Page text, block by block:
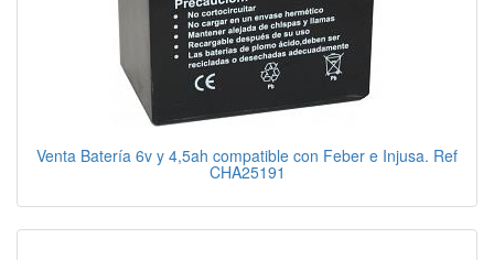
Venta Batería 6v y 4,5ah compatible con Feber e Injusa. Ref
CHA25191